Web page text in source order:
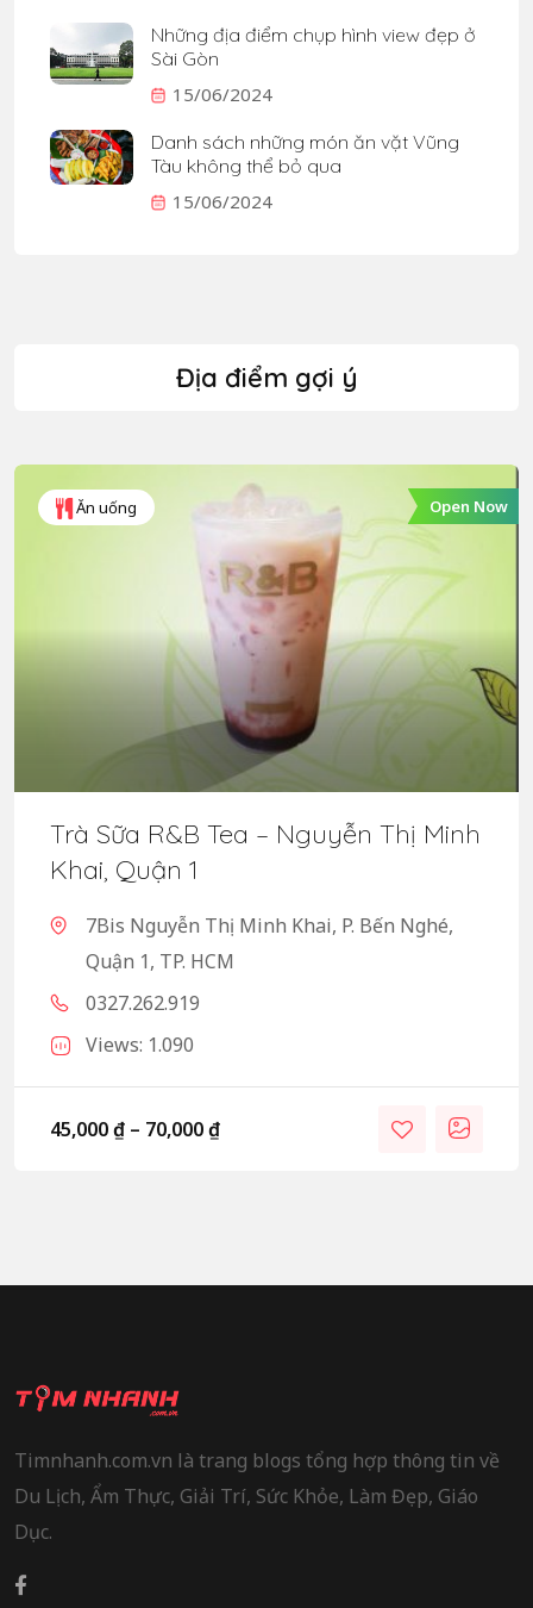
Những địa điểm chụp hình view đẹp ở
Sài Gòn
15/06/2024
Danh sách những món ăn vặt Vũng
Tàu không thể bỏ qua
15/06/2024
Địa điểm gợi ý
Ăn uống Open Now
Trà Sữa R&B Tea – Nguyễn Thị Minh
Khai, Quận 1
7Bis Nguyễn Thị Minh Khai, P. Bến Nghé,
Quận 1, TP. HCM
0327.262.919
Views: 1.090
45,000₫ – 70,000₫
Timnhanh.com.vn là trang blogs tổng hợp thông tin về
Du Lịch, Ẩm Thực, Giải Trí, Sức Khỏe, Làm Đẹp, Giáo
Dục.